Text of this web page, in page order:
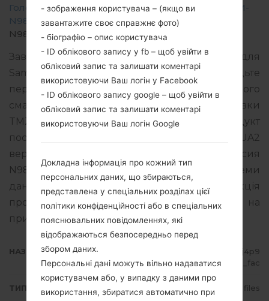
Головна →Galaxy Note 20 Ultra 5G →SamsungSM-
N986B →SM-
N986B_1_20201223171035_j4p9axwhdp_fac.zip
Завантажте останнє оновлення прошивки для
Samsung Galaxy Note 20 Ultra 5G, але не забудьте
перевірити, чи відповідає номер моделі вашого
смартфона вказаному SM-N986B. Код прошивки
TMZ для CZECH REPUBLIC. Продукт
поставляється з PDA версією N986BXXS1CUA2
версія CSC N986BOXM1CTL5, MODEM версия
N986BXXU1CTL5. Версія операційної системи
даної прошивки Android R 11. Повна інструкція
про те, як прошивати стокову прошивку на
пристроях Samsungтут
НАЗВА ФАЙЛУ
SM-N986B_1_20201223171035_j4p9
axwhdp_fac
ТИП ПРОШИВКИ 4 files
- зображення користувача – (якщо ви
завантажите своє справжнє фото)
- біографію – опис користувача
- ID облікового запису у fb – щоб увійти в
обліковий запис та залишати коментарі
використовуючи Ваш логін у Facebook
- ID облікового запису google – щоб увійти в
обліковий запис та залишати коментарі
використовуючи Ваш логін Google
Докладна інформація про кожний тип
персональних даних, що збираються,
представлена у спеціальних розділах цієї
політики конфіденційності або в спеціальних
пояснювальних повідомленнях, які
відображаються безпосередньо перед
збором даних.
Персональні дані можуть вільно надаватися
користувачем або, у випадку з даними про
використання, збиратися автоматично при